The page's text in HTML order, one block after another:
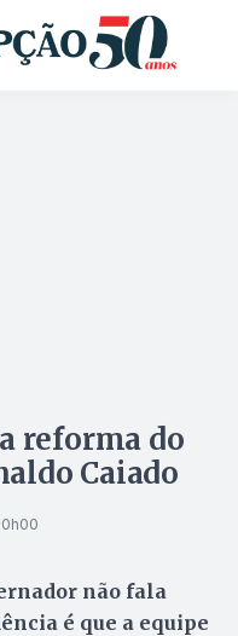
reforma do
Caiado
não fala
é que a equipe